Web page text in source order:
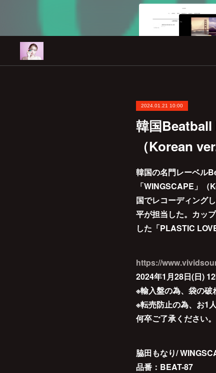
2024.01.21 10:00
韓国Beatball
（Korean
韓国の名門レーベル
「WINGSCAPE」
国でレコーディング
平が担当した。カッ
した「PLASTIC
https://
2024年1月28日(日)
※輸入盤の為、袋の破
※転売防止の為、お1
何卒ご了承ください。
脇田もなり/
品番：BEAT-87